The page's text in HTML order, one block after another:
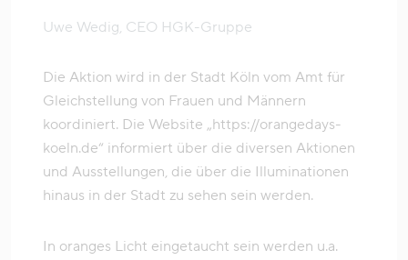
Uwe Wedig, CEO HGK-Gruppe
Die Aktion wird in der Stadt Köln vom Amt für
Gleichstellung von Frauen und Männern
koordiniert. Die Website „https://orangedays-
koeln.de“ informiert über die diversen Aktionen
und Ausstellungen, die über die Illuminationen
hinaus in der Stadt zu sehen sein werden.
In oranges Licht eingetaucht sein werden u.a.